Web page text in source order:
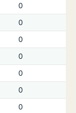
0
0
0
0
0
0
0